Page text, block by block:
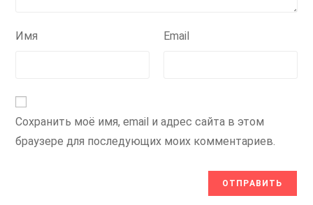
Имя Email
Сохранить моё имя, email и адрес сайта в этом
браузере для последующих моих комментариев.